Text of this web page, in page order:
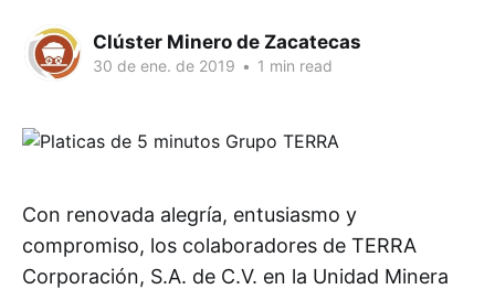
Clúster Minero de Zacatecas
30 de ene. de 2019 • 1 min read
Con renovada alegría, entusiasmo y
compromiso, los colaboradores de TERRA
Corporación, S.A. de C.V. en la Unidad Minera